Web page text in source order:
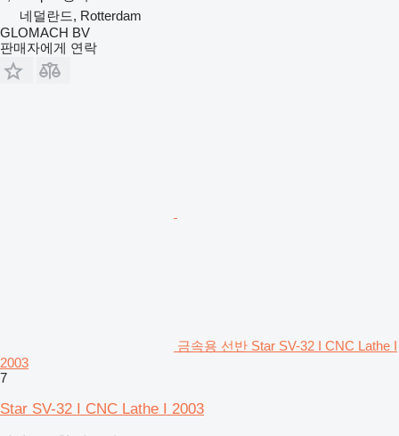
네덜란드, Rotterdam
GLOMACH BV
판매자에게 연락
금속용 선반 Star SV-32 I CNC Lathe I
2003
7
Star SV-32 I CNC Lathe I 2003